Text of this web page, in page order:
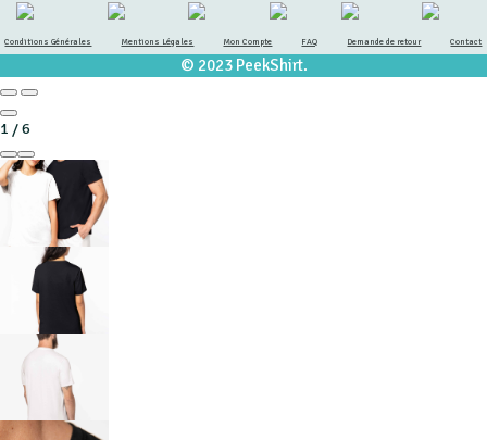
Conditions Générales Mentions Légales Mon Compte FAQ Demande de retour Contact
© 2023 PeekShirt.
1 /6